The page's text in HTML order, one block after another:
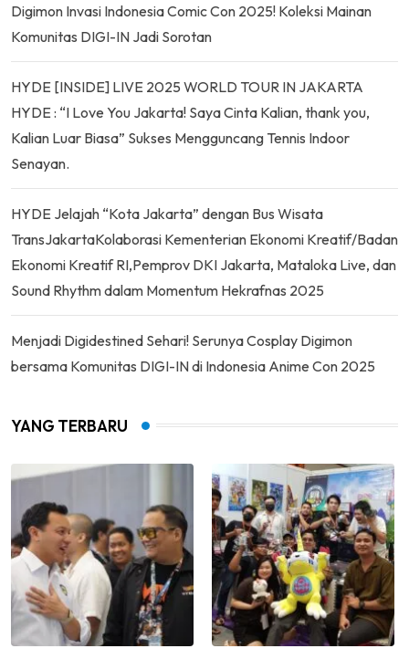
Digimon Invasi Indonesia Comic Con 2025! Koleksi Mainan
Komunitas DIGI-IN Jadi Sorotan
HYDE [INSIDE] LIVE 2025 WORLD TOUR IN JAKARTA
HYDE : “I Love You Jakarta! Saya Cinta Kalian, thank you,
Kalian Luar Biasa” Sukses Mengguncang Tennis Indoor
Senayan.
HYDE Jelajah “Kota Jakarta” dengan Bus Wisata
TransJakartaKolaborasi Kementerian Ekonomi Kreatif/Badan
Ekonomi Kreatif RI,Pemprov DKI Jakarta, Mataloka Live, dan
Sound Rhythm dalam Momentum Hekrafnas 2025
Menjadi Digidestined Sehari! Serunya Cosplay Digimon
bersama Komunitas DIGI-IN di Indonesia Anime Con 2025
YANG TERBARU